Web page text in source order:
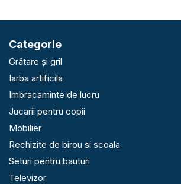
Categorie
Grătare și gril
Iarba artificila
Imbracaminte de lucru
Jucarii pentru copii
Mobilier
Rechizite de birou si scoala
Seturi pentru bauturi
Televizor